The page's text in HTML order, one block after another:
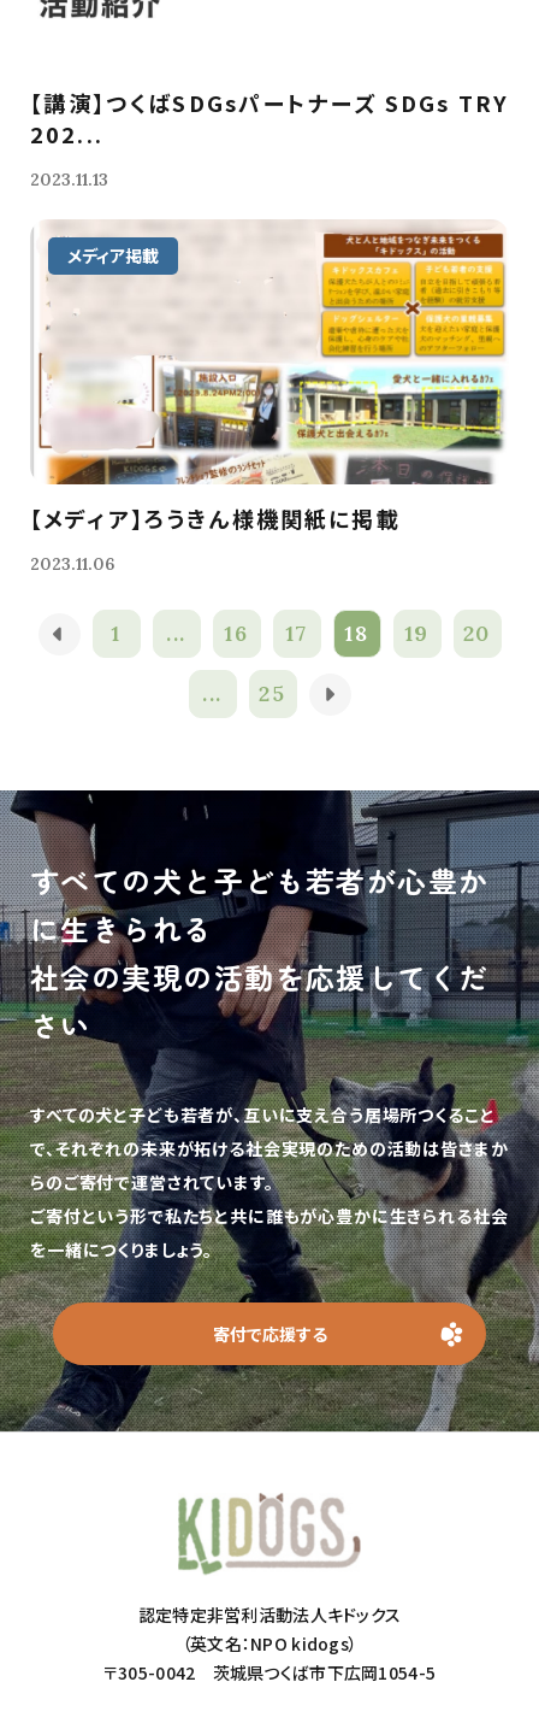
【講演】つくばSDGsパートナーズ SDGs TRY
202...
2023.11.13
メディア掲載
【メディア】ろうきん様機関紙に掲載
2023.11.06
1 ... 16 17 18 19 20
... 25
すべての犬と子ども若者が心豊か
に生きられる
社会の実現の活動を応援してくだ
さい
すべての犬と子ども若者が、互いに支え合う居場所つくること
で、それぞれの未来が拓ける社会実現のための活動は皆さまか
らのご寄付で運営されています。
ご寄付という形で私たちと共に誰もが心豊かに生きられる社会
を一緒につくりましょう。
寄付で応援する
認定特定非営利活動法人キドックス
（英文名：NPO kidogs）
〒305-0042 茨城県つくば市下広岡1054-5